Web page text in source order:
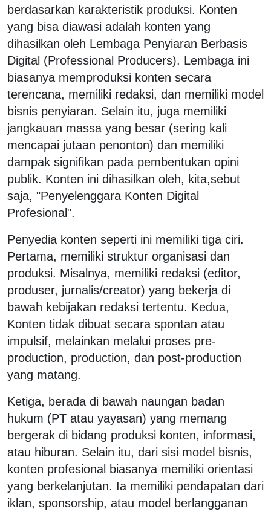
berdasarkan karakteristik produksi. Konten
yang bisa diawasi adalah konten yang
dihasilkan oleh Lembaga Penyiaran Berbasis
Digital (Professional Producers). Lembaga ini
biasanya memproduksi konten secara
terencana, memiliki redaksi, dan memiliki model
bisnis penyiaran. Selain itu, juga memiliki
jangkauan massa yang besar (sering kali
mencapai jutaan penonton) dan memiliki
dampak signifikan pada pembentukan opini
publik. Konten ini dihasilkan oleh, kita,sebut
saja, "Penyelenggara Konten Digital
Profesional".
Penyedia konten seperti ini memiliki tiga ciri.
Pertama, memiliki struktur organisasi dan
produksi. Misalnya, memiliki redaksi (editor,
produser, jurnalis/creator) yang bekerja di
bawah kebijakan redaksi tertentu. Kedua,
Konten tidak dibuat secara spontan atau
impulsif, melainkan melalui proses pre-
production, production, dan post-production
yang matang.
Ketiga, berada di bawah naungan badan
hukum (PT atau yayasan) yang memang
bergerak di bidang produksi konten, informasi,
atau hiburan. Selain itu, dari sisi model bisnis,
konten profesional biasanya memiliki orientasi
yang berkelanjutan. Ia memiliki pendapatan dari
iklan, sponsorship, atau model berlangganan